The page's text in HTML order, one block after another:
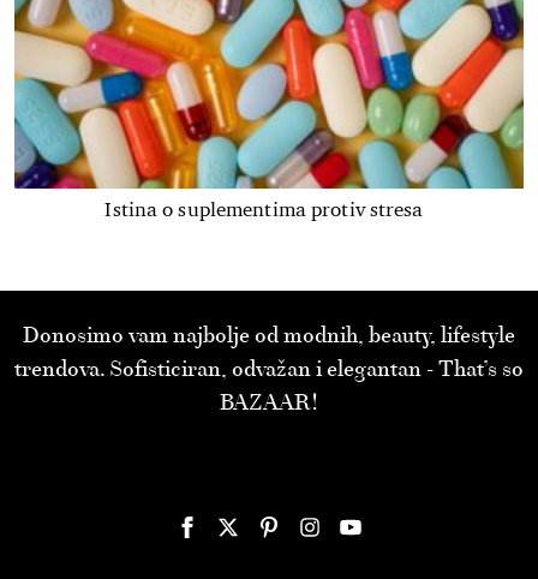
Istina o suplementima protiv stresa
Donosimo vam najbolje od modnih, beauty, lifestyle
trendova. Sofisticiran, odvažan i elegantan - That’s so
BAZAAR!